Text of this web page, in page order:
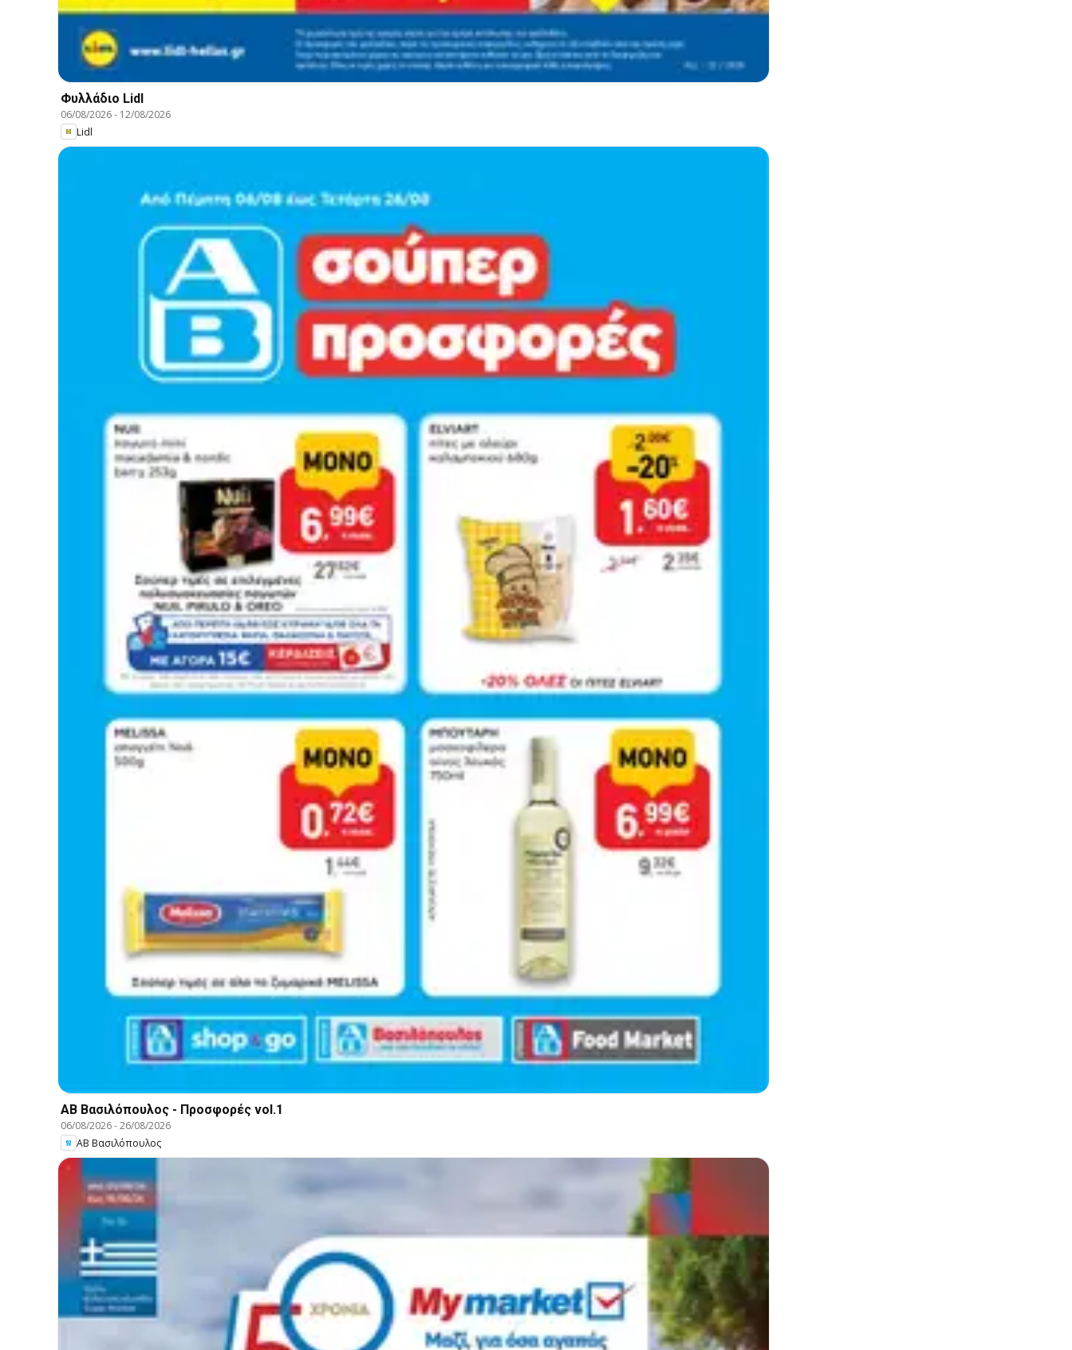
Φυλλάδιο Lidl
06/08/2026- 12/08/2026
Lidl
ΑΒ Βασιλόπουλος - Προσφορές vol.1
06/08/2026-26/08/2026
ΑΒ Βασιλόπουλος